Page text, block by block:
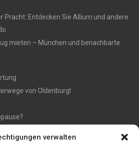
verwalten
Pracht: Entdecken Sie Allium und andere
mieten – München und benachbarte
von Oldenburg!